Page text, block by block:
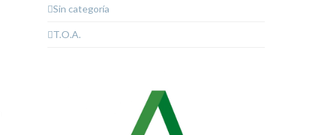
Sin categoría
T.O.A.